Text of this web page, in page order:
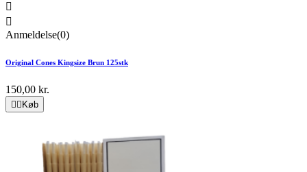


Anmeldelse(0)
Original Cones Kingsize Brun 125stk
150,00 kr.
  Køb